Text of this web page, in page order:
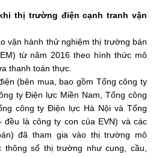
thị trường điện cạnh tranh vận
vận hành thử nghiệm thị trường bán
từ năm 2016 theo hình thức mô
thanh toán thực.
(bên mua, bao gồm Tổng công ty
ty Điện lực Miền Nam, Tổng công
công ty Điện lực Hà Nội và Tổng
đều là công ty con của EVN) và các
đã tham gia vào thị trường mô
số thị trường như cung, cầu,